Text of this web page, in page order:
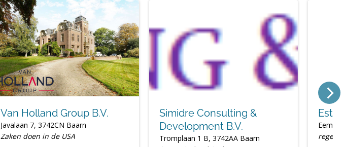
Van Holland Group B.V.
Javalaan 7, 3742CN Baarn
Zaken doen in de USA
Simidre Consulting &
Development B.V.
Tromplaan 1 B, 3742AA Baarn